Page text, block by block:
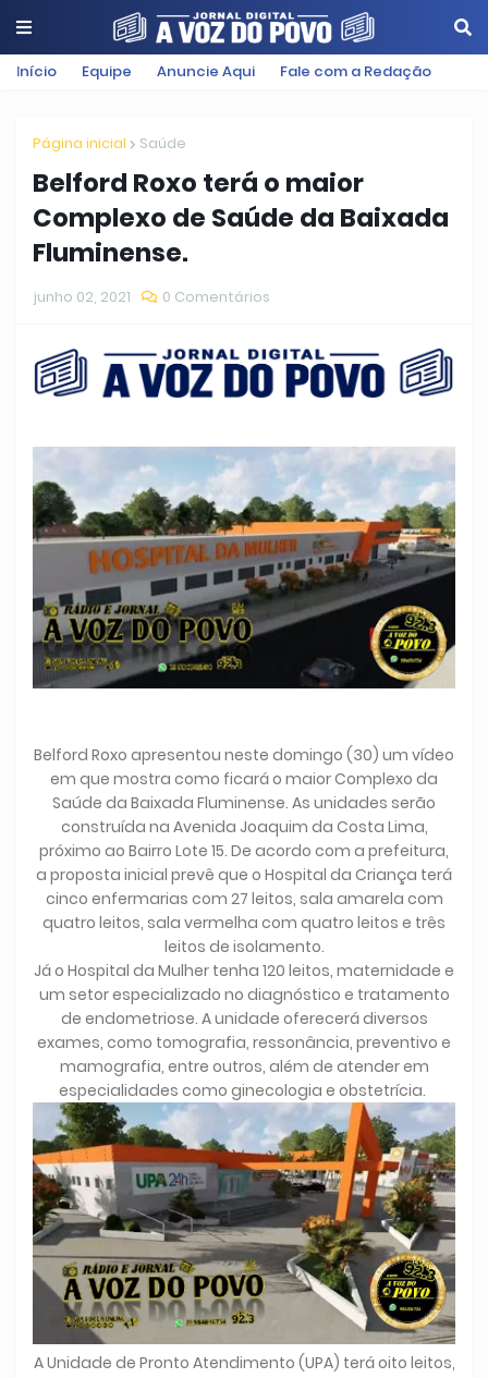
Início Equipe Anuncie Aqui Fale com a Redação
Página inicial Saúde
Belford Roxo terá o maior
Complexo de Saúde da Baixada
Fluminense.
junho 02, 2021 0 Comentários
Belford Roxo apresentou neste domingo (30) um vídeo
em que mostra como ficará o maior Complexo da
Saúde da Baixada Fluminense. As unidades serão
construída na Avenida Joaquim da Costa Lima,
próximo ao Bairro Lote 15. De acordo com a prefeitura,
a proposta inicial prevê que o Hospital da Criança terá
cinco enfermarias com 27 leitos, sala amarela com
quatro leitos, sala vermelha com quatro leitos e três
leitos de isolamento.
Já o Hospital da Mulher tenha 120 leitos, maternidade e
um setor especializado no diagnóstico e tratamento
de endometriose. A unidade oferecerá diversos
exames, como tomografia, ressonância, preventivo e
mamografia, entre outros, além de atender em
especialidades como ginecologia e obstetrícia.
A Unidade de Pronto Atendimento (UPA) terá oito leitos,